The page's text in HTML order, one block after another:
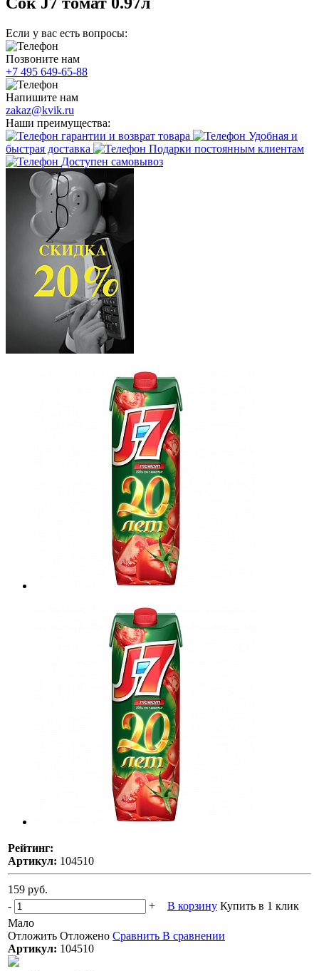
Если у вас есть вопросы:
Позвоните нам
+7 495 649-65-88
Напишите нам
zakaz@kvik.ru
Наши преимущества:
гарантии и возврат товара
Удобная и
быстрая доставка
Подарки постоянным клиентам
Доступен самовывоз
Рейтинг:
Артикул: 104510
159 руб.
-
+ В корзину Купить в 1 клик
Мало
Отложить Отложено Сравнить В сравнении
Артикул: 104510